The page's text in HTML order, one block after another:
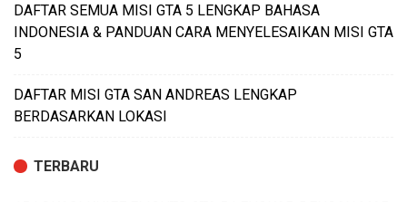
DAFTAR SEMUA MISI GTA 5 LENGKAP BAHASA
INDONESIA & PANDUAN CARA MENYELESAIKAN MISI GTA
5
DAFTAR MISI GTA SAN ANDREAS LENGKAP
BERDASARKAN LOKASI
TERBARU